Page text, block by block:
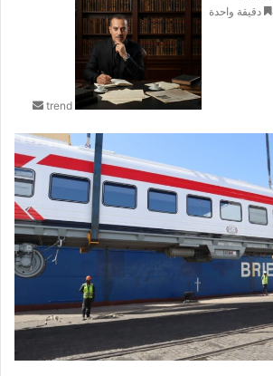
trend
ا
إ
ل
ك
ت
ر
و
ن
ا
دقيقة واحدة